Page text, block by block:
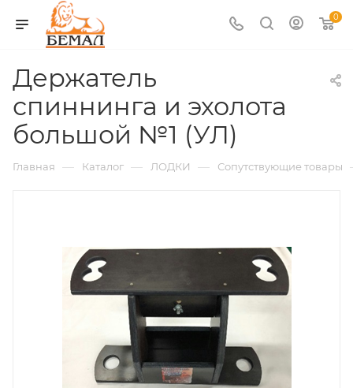
0
Держатель
спиннинга и эхолота
большой №1 (УЛ)
Главная — Каталог — ЛОДКИ — Сопутствующие товары